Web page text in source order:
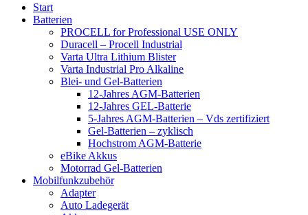
Start
Batterien
PROCELL for Professional USE ONLY
Duracell – Procell Industrial
Varta Ultra Lithium Blister
Varta Industrial Pro Alkaline
Blei- und Gel-Batterien
12-Jahres AGM-Batterien
12-Jahres GEL-Batterie
5-Jahres AGM-Batterien – Vds zertifiziert
Gel-Batterien – zyklisch
Hochstrom AGM-Batterie
eBike Akkus
Motorrad Gel-Batterien
Mobilfunkzubehör
Adapter
Auto Ladegerät